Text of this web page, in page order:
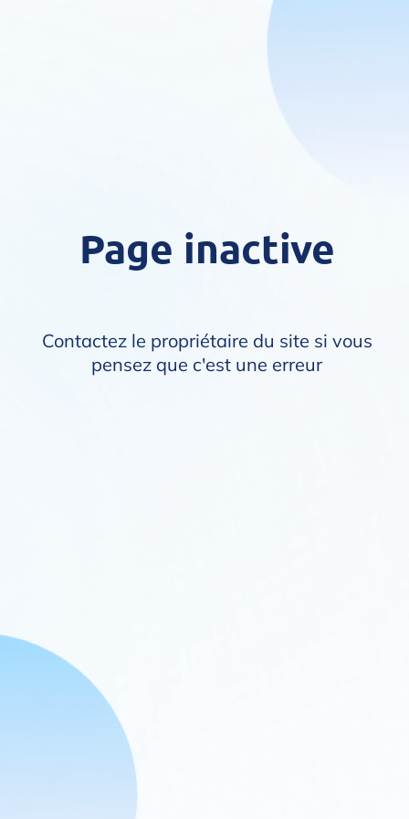
Page inactive
Contactez le propriétaire du site si vous
pensez que c'est une erreur